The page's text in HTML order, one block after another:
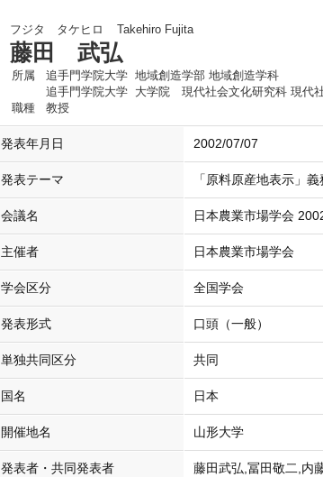
フジタ タケヒロ Takehiro Fujita
藤田 武弘
所属
追手門学院大学 地域創造学部 地域創造学科
追手門学院大学 大学院 現代社会文化研究科 現代
職種
教授
発表年月日 2002/07/07
発表テーマ 「原料原産地表示」
会議名 日本農業市場学会
主催者 日本農業市場学会
学会区分 全国学会
発表形式 口頭（一般）
単独共同区分 共同
国名 日本
開催地名 山形大学
発表者・共同発表者 藤田武弘,冨田敬二,内